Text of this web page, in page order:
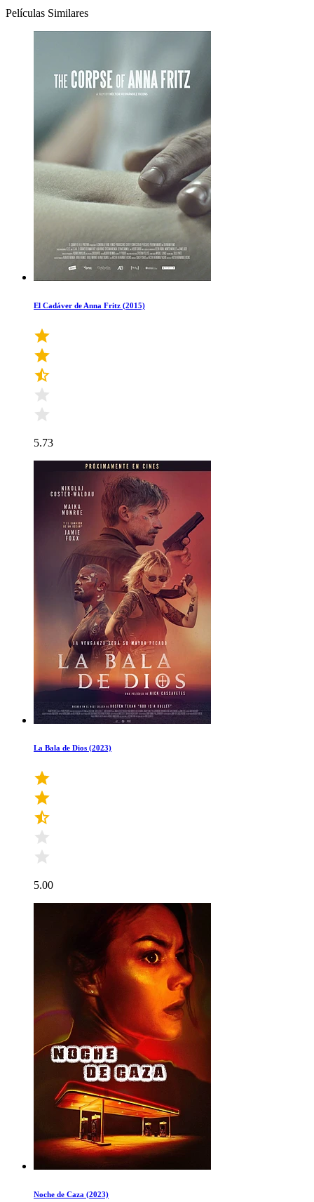
Películas Similares
El Cadáver de Anna Fritz (2015)
5.73
La Bala de Dios (2023)
5.00
Noche de Caza (2023)